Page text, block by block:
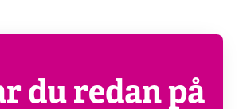
du redan på